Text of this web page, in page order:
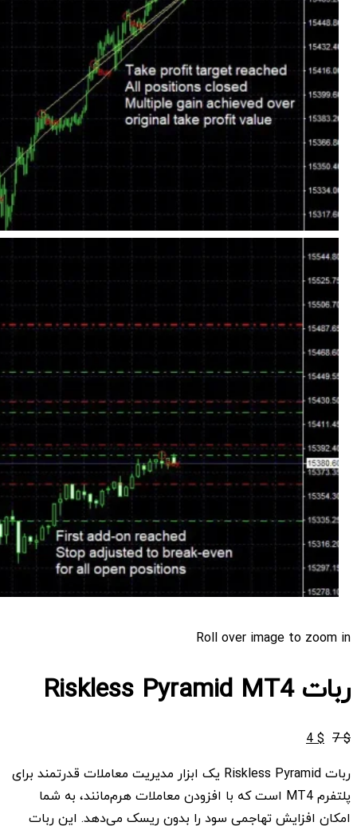
Roll over image to zoom in
ربات Riskless Pyramid MT4
$
7
قیمت
$ 7
بود.
$
4 قیمت
$ 4
است.
ربات Riskless Pyramid یک ابزار مدیریت معاملات قدرتمند برای
پلتفرم MT4 است که با افزودن معاملات هرم‌مانند، به شما
امکان افزایش تهاجمی سود را بدون ریسک می‌دهد. این ربات